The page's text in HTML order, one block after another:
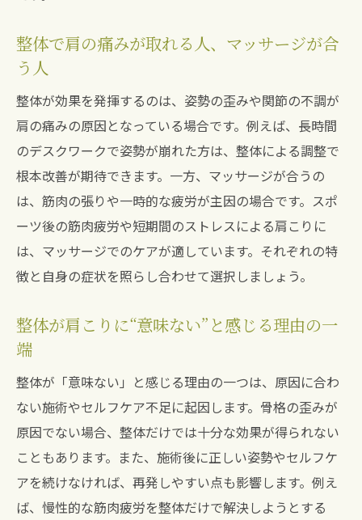
整体で肩の痛みが取れる人、マッサージが合
う人
整体が効果を発揮するのは、姿勢の歪みや関節の不調が
肩の痛みの原因となっている場合です。例えば、長時間
のデスクワークで姿勢が崩れた方は、整体による調整で
根本改善が期待できます。一方、マッサージが合うの
は、筋肉の張りや一時的な疲労が主因の場合です。スポ
ーツ後の筋肉疲労や短期間のストレスによる肩こりに
は、マッサージでのケアが適しています。それぞれの特
徴と自身の症状を照らし合わせて選択しましょう。
整体が肩こりに“意味ない”と感じる理由の一
端
整体が「意味ない」と感じる理由の一つは、原因に合わ
ない施術やセルフケア不足に起因します。骨格の歪みが
原因でない場合、整体だけでは十分な効果が得られない
こともあります。また、施術後に正しい姿勢やセルフケ
アを続けなければ、再発しやすい点も影響します。例え
ば、慢性的な筋肉疲労を整体だけで解決しようとする